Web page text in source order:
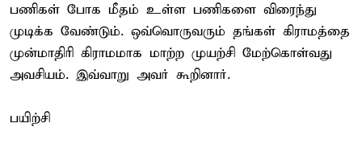
பணிகள் போக மீதம் உள்ள பணிகளை விரைந்து
முடிக்க வேண்டும். ஒவ்வொருவரும் தங்கள் கிராமத்தை
முன்மாதிரி கிராமமாக மாற்ற முயற்சி மேற்கொள்வது
அவசியம். இவ்வாறு அவர் கூறினார்.
பயிற்சி